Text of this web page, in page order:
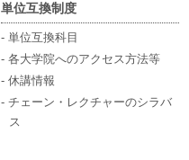
単位互換制度
- 単位互換科目
- 各大学院へのアクセス方法等
- 休講情報
- チェーン・レクチャーのシラバ
ス